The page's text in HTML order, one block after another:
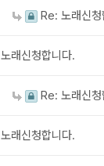
Re: 노래신청
노래신청합니다.
Re: 노래신청
노래신청합니다.